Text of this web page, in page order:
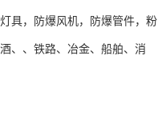
具，防爆风机，防爆管件，粉
、、铁路、冶金、船舶、消